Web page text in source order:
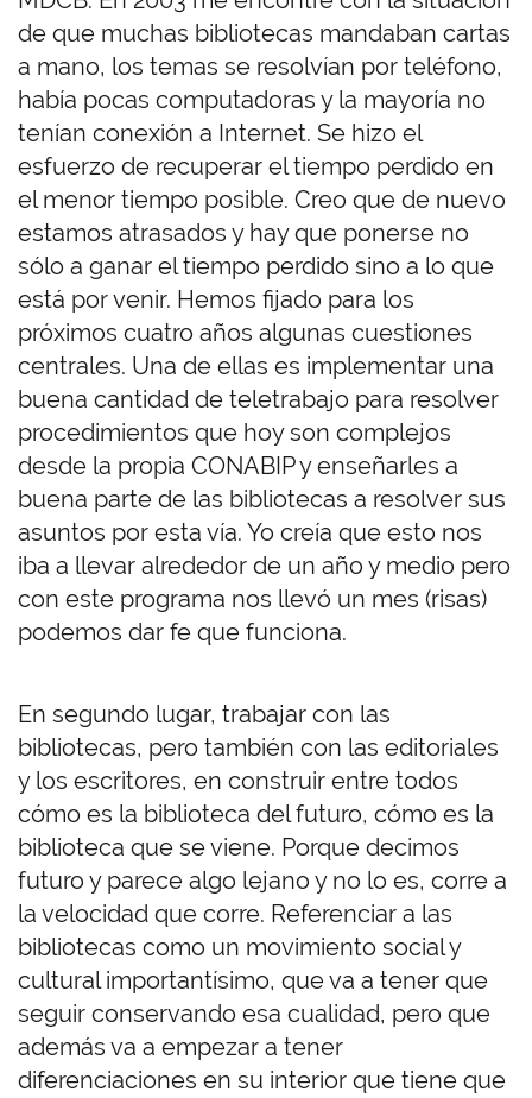
de que muchas bibliotecas mandaban cartas
a mano, los temas se resolvían por teléfono,
había pocas computadoras y la mayoría no
tenían conexión a Internet. Se hizo el
esfuerzo de recuperar el tiempo perdido en
el menor tiempo posible. Creo que de nuevo
estamos atrasados y hay que ponerse no
sólo a ganar el tiempo perdido sino a lo que
está por venir. Hemos fijado para los
próximos cuatro años algunas cuestiones
centrales. Una de ellas es implementar una
buena cantidad de teletrabajo para resolver
procedimientos que hoy son complejos
desde la propia CONABIP y enseñarles a
buena parte de las bibliotecas a resolver sus
asuntos por esta vía. Yo creía que esto nos
iba a llevar alrededor de un año y medio pero
con este programa nos llevó un mes (risas)
podemos dar fe que funciona.
En segundo lugar, trabajar con las
bibliotecas, pero también con las editoriales
y los escritores, en construir entre todos
cómo es la biblioteca del futuro, cómo es la
biblioteca que se viene. Porque decimos
futuro y parece algo lejano y no lo es, corre a
la velocidad que corre. Referenciar a las
bibliotecas como un movimiento social y
cultural importantísimo, que va a tener que
seguir conservando esa cualidad, pero que
además va a empezar a tener
diferenciaciones en su interior que tiene que